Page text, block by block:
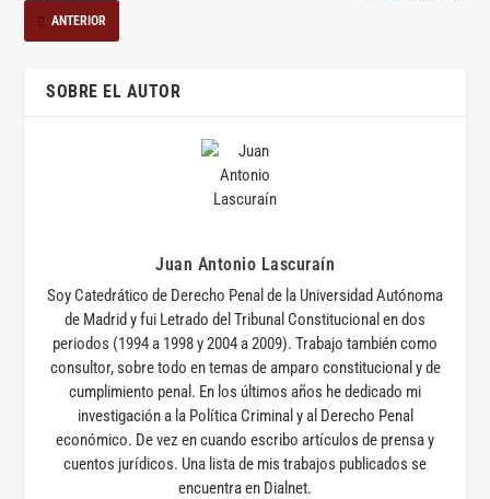
ANTERIOR
SOBRE EL AUTOR
Juan Antonio Lascuraín
Soy Catedrático de Derecho Penal de la Universidad Autónoma
de Madrid y fui Letrado del Tribunal Constitucional en dos
periodos (1994 a 1998 y 2004 a 2009). Trabajo también como
consultor, sobre todo en temas de amparo constitucional y de
cumplimiento penal. En los últimos años he dedicado mi
investigación a la Política Criminal y al Derecho Penal
económico. De vez en cuando escribo artículos de prensa y
cuentos jurídicos. Una lista de mis trabajos publicados se
encuentra en Dialnet.